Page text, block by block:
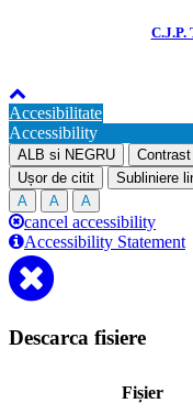
C.J.P.
Accesibilitate
Accessibility
ALB si NEGRU
Ușor de citit
Subliniere
A
A A
cancel accessibility
Accessibility Statement
Descarca fisiere
Fișier